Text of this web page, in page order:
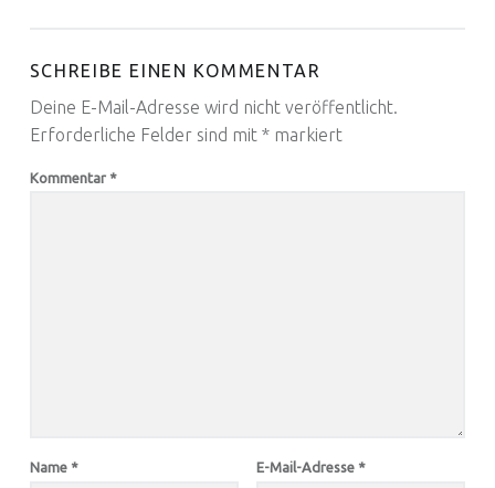
SCHREIBE EINEN KOMMENTAR
Deine E-Mail-Adresse wird nicht veröffentlicht.
Erforderliche Felder sind mit *markiert
Kommentar *
Name * E-Mail-Adresse *